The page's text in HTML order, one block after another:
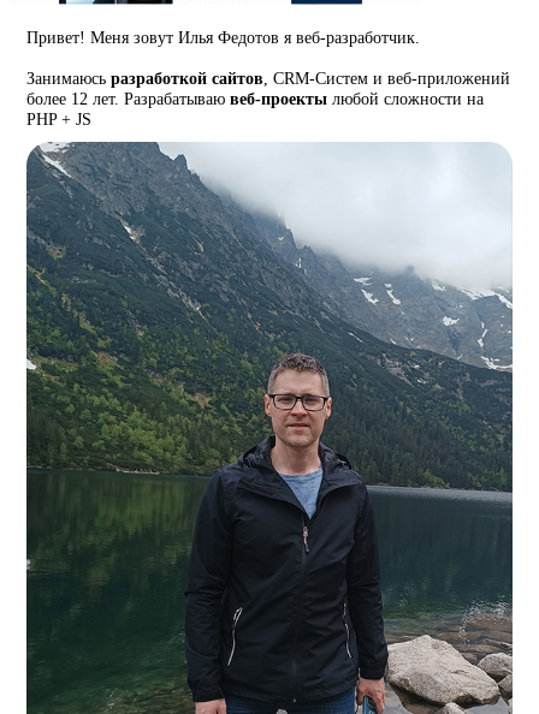
Привет! Меня зовут Илья Федотов я веб-разработчик.
Занимаюсьразработкой сайтов , CRM-Систем и веб-приложений
более 12 лет. Разрабатываювеб-проекты любой сложности на
PHP + JS